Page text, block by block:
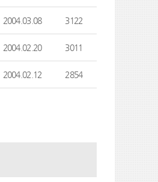
2004.03.08 3122
2004.02.20 3011
2004.02.12 2854